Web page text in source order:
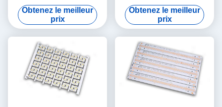
de circuit imprimé pour
téléphone intelligent
Obtenez le meilleur
prix
PCB rigide pour électronique
stéréo
Obtenez le meilleur
prix